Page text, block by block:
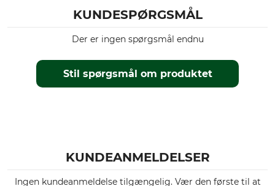
KUNDESPØRGSMÅL
Stil spørgsmål om produktet
Der er ingen spørgsmål endnu
KUNDEANMELDELSER
Ingen kundeanmeldelse tilgængelig. Vær den første til at